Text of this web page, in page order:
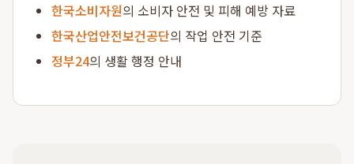
한국소비자원의 소비자 안전 및 피해 예방 자료
한국산업안전보건공단의 작업 안전 기준
정부24의 생활 행정 안내